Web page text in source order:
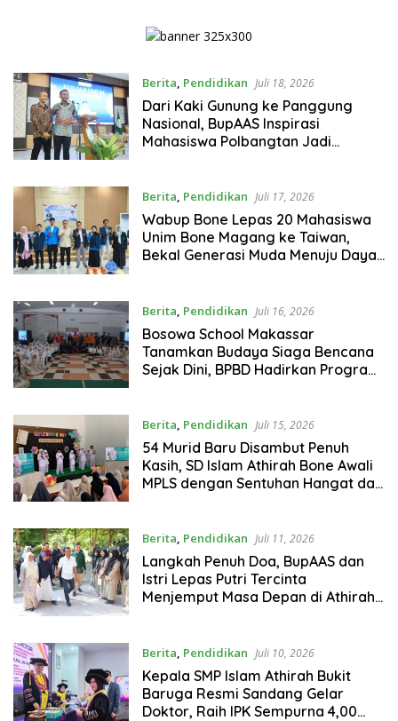
Berita Pendidikan Juli 18, 2026
Dari Kaki Gunung ke Panggung
Nasional, BupAAS Inspirasi
Mahasiswa Polbangtan Jadi
Berita, Pendidikan Juli 17, 2026
Wabup Bone Lepas 20 Mahasiswa
Unim Bone Magang ke Taiwan,
Bekal Generasi Muda Menuju Daya
Berita Pendidikan Juli 16, 2026
Bosowa School Makassar
Tanamkan Budaya Siaga Bencana
Sejak Dini, BPBD Hadirkan Program
Berita, Pendidikan Juli 15, 2026
54 Murid Baru Disambut Penuh
Kasih, SD Islam Athirah Bone Awali
MPLS dengan Sentuhan Hangat dan
Berita, Pendidikan Juli 11, 2026
Langkah Penuh Doa, BupAAS dan
Istri Lepas Putri Tercinta
Menjemput Masa Depan di Athirah
Berita, Pendidikan Juli 10, 2026
Kepala SMP Islam Athirah Bukit
Baruga Resmi Sandang Gelar
Doktor, Raih IPK Sempurna 4,00